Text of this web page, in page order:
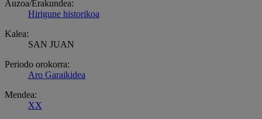
Auzoa/Erakundea:
Hirigune historikoa
Kalea:
SAN JUAN
Periodo orokorra:
Aro Garaikidea
Mendea:
XX